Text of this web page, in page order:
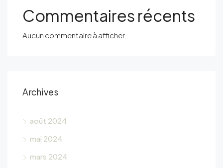
Commentaires récents
Aucun commentaire à afficher.
Archives
août 2024
mai 2024
mars 2024